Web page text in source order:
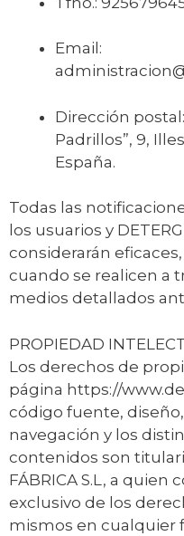
Email:
Dirección
Padrillos”, 9,
España.
Todas las
los usuarios y
considerarán
cuando se realicen a
medios detallados
PROPIEDAD
Los derechos de
página https://
código fuente,
navegación y los
contenidos son
FÁBRICA S.L, a
exclusivo de los
mismos en cualquier